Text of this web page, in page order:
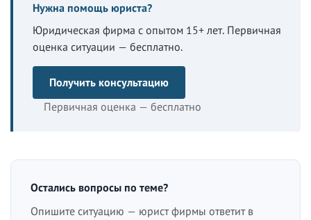
Нужна помощь юриста?
Юридическая фирма с опытом 15+ лет. Первичная
оценка ситуации — бесплатно.
Получить консультацию
Первичная оценка — бесплатно
Остались вопросы по теме?
Опишите ситуацию — юрист фирмы ответит в